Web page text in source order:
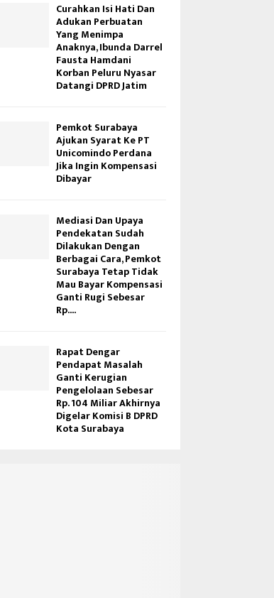
Curahkan Isi Hati Dan
Adukan Perbuatan
Yang Menimpa
Anaknya, Ibunda Darrel
Fausta Hamdani
Korban Peluru Nyasar
Datangi DPRD Jatim
Pemkot Surabaya
Ajukan Syarat Ke PT
Unicomindo Perdana
Jika Ingin Kompensasi
Dibayar
Mediasi Dan Upaya
Pendekatan Sudah
Dilakukan Dengan
Berbagai Cara, Pemkot
Surabaya Tetap Tidak
Mau Bayar Kompensasi
Ganti Rugi Sebesar
Rp....
Rapat Dengar
Pendapat Masalah
Ganti Kerugian
Pengelolaan Sebesar
Rp. 104 Miliar Akhirnya
Digelar Komisi B DPRD
Kota Surabaya